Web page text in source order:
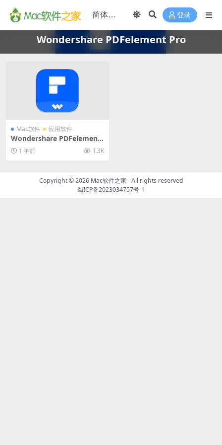
登录
Wondershare PDFelement Pro
Mac软件 应用软件
Wondershare PDFelement
Pro 11.4.7 for Mac破解版
(全能PDF编辑软件)
1 年前 1.3K
Copyright © 2026 Mac软件之家 - All rights reserved
蜀ICP备2023034757号-1